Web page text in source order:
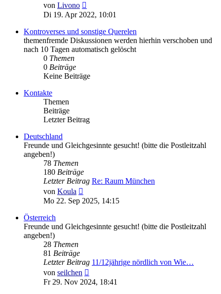
von Livono
Beitrag
Di 19. Apr 2022, 10:01
Kontroverses und sonstige Querelen
themenfremde Diskussionen werden hierhin verschoben und
nach 10 Tagen automatisch gelöscht
0 Themen
0 Beiträge
Keine Beiträge
Kontakte
Themen
Beiträge
Letzter Beitrag
Deutschland
Freunde und Gleichgesinnte gesucht! (bitte die Postleitzahl
angeben!)
78 Themen
180 Beiträge
Letzter Beitrag Re: Raum München
von Koula
Beitrag
Mo 22. Sep 2025, 14:15
Österreich
Freunde und Gleichgesinnte gesucht! (bitte die Postleitzahl
angeben!)
28 Themen
81 Beiträge
Letzter Beitrag 11/12jährige nördlich von Wie…
von seilchen
Beitrag
Fr 29. Nov 2024, 18:41